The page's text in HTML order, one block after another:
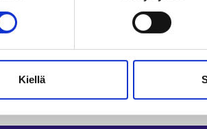
Kiellä
Aiemmin julkaistut asiantuntija-
Päivitetty:24.4.2026